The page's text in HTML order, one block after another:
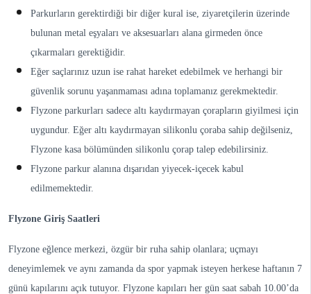
Parkurların gerektirdiği bir diğer kural ise, ziyaretçilerin üzerinde
bulunan metal eşyaları ve aksesuarları alana girmeden önce
çıkarmaları gerektiğidir.
Eğer saçlarınız uzun ise rahat hareket edebilmek ve herhangi bir
güvenlik sorunu yaşanmaması adına toplamanız gerekmektedir.
Flyzone parkurları sadece altı kaydırmayan çorapların giyilmesi için
uygundur. Eğer altı kaydırmayan silikonlu çoraba sahip değilseniz,
Flyzone kasa bölümünden silikonlu çorap talep edebilirsiniz.
Flyzone parkur alanına dışarıdan yiyecek-içecek kabul
edilmemektedir.
Flyzone Giriş Saatleri
Flyzone eğlence merkezi, özgür bir ruha sahip olanlara; uçmayı
deneyimlemek ve aynı zamanda da spor yapmak isteyen herkese haftanın 7
günü kapılarını açık tutuyor. Flyzone kapıları her gün saat sabah 10.00’da